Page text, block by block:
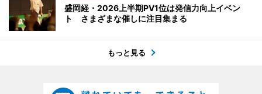
盛岡経・2026上半期PV1位は発信力向上イベン
ト さまざまな催しに注目集まる
もっと見る